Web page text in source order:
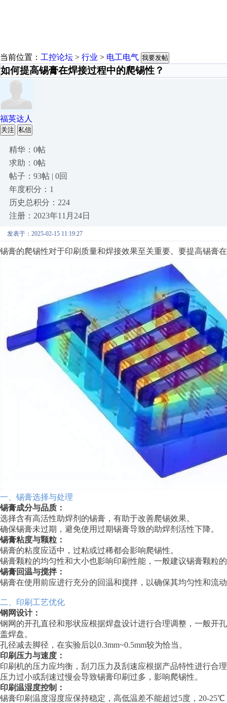
当前位置： 工控论坛 > 行业 > 电工电气 我要发帖
如何提高锡膏在焊接过程中的爬锡性？
福英达人
关注 私信
精华：0帖
求助：0帖
帖子：93帖 | 0回
年度积分：1
历史总积分：224
注册：2023年11月24日
发表于：2025-02-15 11:19:27
锡膏的爬锡性对于印刷质量和焊接效果至关重要。要提高锡膏
一、锡膏选择与处理
锡膏成分与品质：
选择含有高活性助焊剂的锡膏，有助于改善爬锡效果。
确保锡膏未过期，避免使用过期锡膏导致的助焊剂活性下降。
锡膏粘度与颗粒：
锡膏的粘度应适中，过粘或过稀都会影响爬锡性。
锡膏颗粒的均匀性和大小也影响印刷性能，一般建议锡膏颗粒
锡膏回温与搅拌：
锡膏在使用前应进行充分的回温和搅拌，以确保其均匀性和流
二、印刷工艺优化
钢网设计：
钢网的开孔直径和形状应根据焊盘设计进行合理调整，一般开
盖焊盘。
孔径减去脚径，在实验后以0.3mm~0.5mm较为恰当。
印刷压力与速度：
印刷机的压力应均衡，刮刀压力及刮速应根据产品特性进行合
压力过小或刮速过慢会导致锡膏印刷过多，影响爬锡性。
印刷温湿度控制：
锡膏印刷温度湿度应保持稳定，高低温差不能超过5度，20-